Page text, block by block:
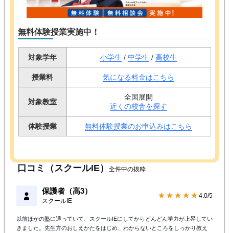
無料体験授業実施中！
対象学年 小学生 / 中学生 / 高校生
授業料 気になる料金はこちら
対象教室
全国展開
近くの校舎を探す
体験授業 無料体験授業のお申込みはこちら
口コミ（スクールIE） 全件中の抜粋
保護者（高3）
スクールIE
★★★★☆ 4.0/5
以前ほかの塾に通っていて、スクールIEにしてからどんどん学力が上昇してい
きました。先生方のおしえかたをはじめ、わからないところをしっかり教え